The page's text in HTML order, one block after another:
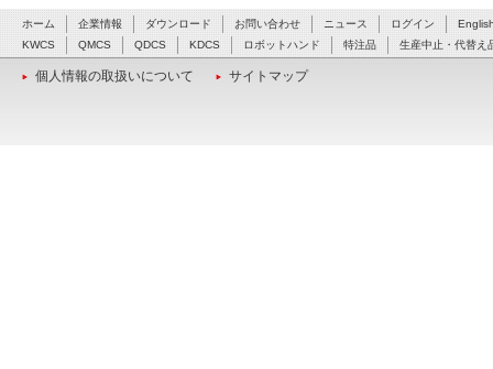
ホーム 企業情報 ダウンロード お問い合わせ ニュース ログイン
KWCS
QMCS QDCS KDCS ロボットハンド 特注品 生産中止・代替え
個人情報の取扱いについて サイトマップ